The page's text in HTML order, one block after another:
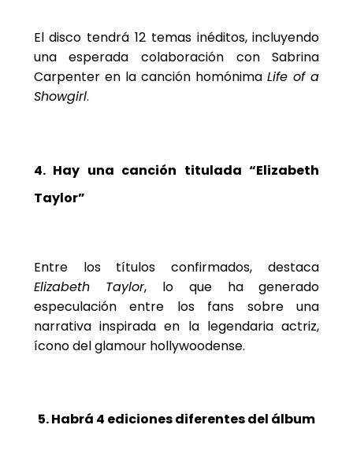
El disco tendrá 12 temas inéditos, incluyendo
una esperada colaboración con Sabrina
Carpenter en la canción homónimaLife of a
Showgirl.
4. Hay una canción titulada “Elizabeth
Taylor”
Entre los títulos confirmados, destaca
Elizabeth Taylor, lo que ha generado
especulación entre los fans sobre una
narrativa inspirada en la legendaria actriz,
ícono del glamour hollywoodense.
5. Habrá 4 ediciones diferentes del álbum